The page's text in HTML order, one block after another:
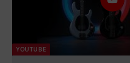
YOUTUBE